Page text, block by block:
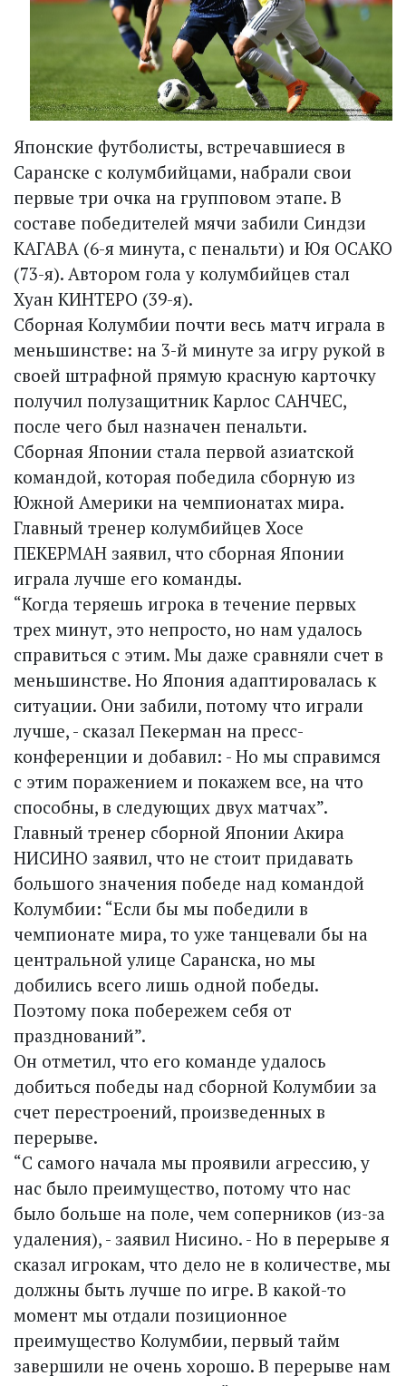
Японские футболисты, встречавшиеся в
Саранске с колумбийцами, набрали свои
первые три очка на групповом этапе. В
составе победителей мячи забили Синдзи
КАГАВА (6-я минута, с пенальти) и Юя ОСАКО
(73-я). Автором гола у колумбийцев стал
Хуан КИНТЕРО (39-я).
Сборная Колумбии почти весь матч играла в
меньшинстве: на 3-й минуте за игру рукой в
своей штрафной прямую красную карточку
получил полузащитник Карлос САНЧЕС,
после чего был назначен пенальти.
Сборная Японии стала первой азиатской
командой, которая победила сборную из
Южной Америки на чемпионатах мира.
Главный тренер колумбийцев Хосе
ПЕКЕРМАН заявил, что сборная Японии
играла лучше его команды.
“Когда теряешь игрока в течение первых
трех минут, это непросто, но нам удалось
справиться с этим. Мы даже сравняли счет в
меньшинстве. Но Япония адаптировалась к
ситуации. Они забили, потому что играли
лучше, - сказал Пекерман на пресс-
конференции и добавил: - Но мы справимся
с этим поражением и покажем все, на что
способны, в следующих двух матчах”.
Главный тренер сборной Японии Акира
НИСИНО заявил, что не стоит придавать
большого значения победе над командой
Колумбии: “Если бы мы победили в
чемпионате мира, то уже танцевали бы на
центральной улице Саранска, но мы
добились всего лишь одной победы.
Поэтому пока побережем себя от
празднований”.
Он отметил, что его команде удалось
добиться победы над сборной Колумбии за
счет перестроений, произведенных в
перерыве.
“С самого начала мы проявили агрессию, у
нас было преимущество, потому что нас
было больше на поле, чем соперников (из-за
удаления), - заявил Нисино. - Но в перерыве я
сказал игрокам, что дело не в количестве, мы
должны быть лучше по игре. В какой-то
момент мы отдали позиционное
преимущество Колумбии, первый тайм
завершили не очень хорошо. В перерыве нам